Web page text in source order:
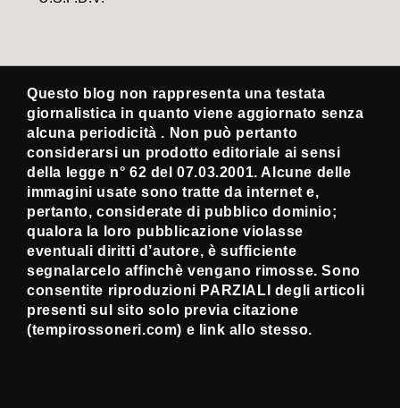
Questo blog non rappresenta una testata
giornalistica in quanto viene aggiornato senza
alcuna periodicità . Non può pertanto
considerarsi un prodotto editoriale ai sensi
della legge n° 62 del 07.03.2001. Alcune delle
immagini usate sono tratte da internet e,
pertanto, considerate di pubblico dominio;
qualora la loro pubblicazione violasse
eventuali diritti d’autore, è sufficiente
segnalarcelo affinchè vengano rimosse. Sono
consentite riproduzioni PARZIALI degli articoli
presenti sul sito solo previa citazione
(tempirossoneri.com) e link allo stesso.